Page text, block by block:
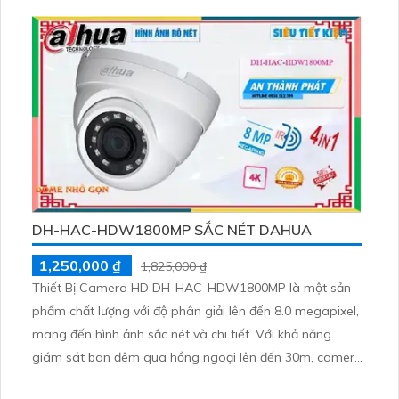
cùng khoảng cách xa lên đến 30m
DH-HAC-HDW1800MP SẮC NÉT DAHUA
1,250,000 ₫
1,825,000 ₫
Thiết Bị Camera HD DH-HAC-HDW1800MP là một sản
phẩm chất lượng với độ phân giải lên đến 8.0 megapixel,
mang đến hình ảnh sắc nét và chi tiết. Với khả năng
giám sát ban đêm qua hồng ngoại lên đến 30m, camera